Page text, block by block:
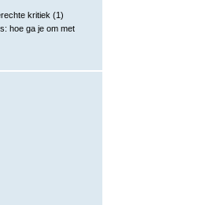
kritiek (1)
hoe ga je om met